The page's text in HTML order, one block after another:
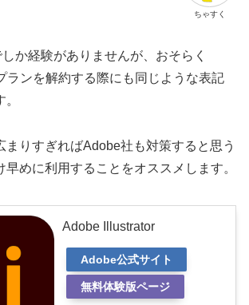
ちゃすく
か経験がありませんが、おそらく
ランを解約する際にも同じような表記
まりすぎればAdobe社も対策すると思う
めに利用することをオススメします。
Adobe Illustrator
Adobe公式サイト
無料体験版ページ